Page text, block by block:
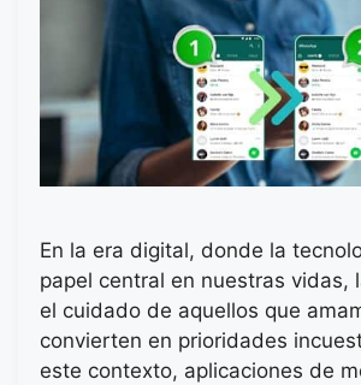
En la era digital, donde la
papel central en nuestras vidas,
el cuidado de aquellos que
convierten en prioridades
este contexto, aplicaciones de